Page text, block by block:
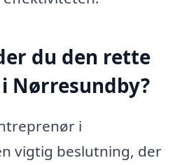
du den rette
Nørresundby?
i
vigtig beslutning, der